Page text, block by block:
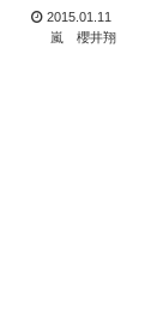
2015.01.11
嵐
櫻井翔